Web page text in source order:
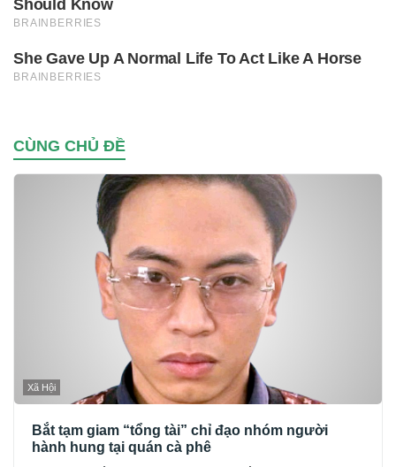
CÙNG CHỦ ĐỀ
Xã Hội
Bắt tạm giam “tổng tài” chỉ đạo nhóm người
hành hung tại quán cà phê